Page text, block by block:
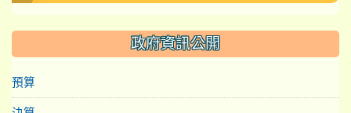
政府資訊公開
預算